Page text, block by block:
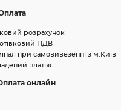
розрахунок
ПДВ
при самовивезенні з м.Київ
платіж
онлайн